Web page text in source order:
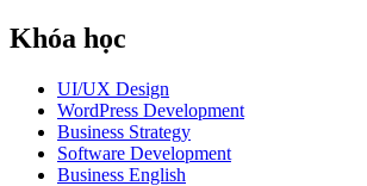
Khóa học
UI/UX Design
WordPress Development
Business Strategy
Software Development
Business English